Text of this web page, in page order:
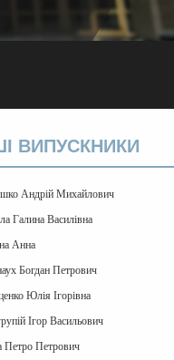
ВИПУСКНИКИ
Андрій Михайлович
Галина Василівна
Анна
Богдан Петрович
Юлія Ігорівна
Ігор Васильович
Петро Петрович